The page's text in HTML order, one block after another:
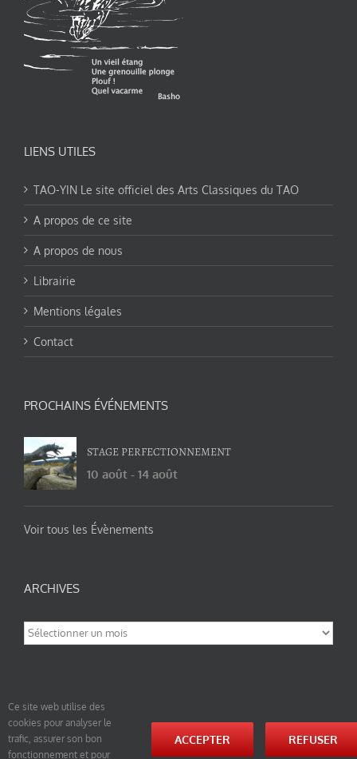
LIENS UTILES
TAO-YIN Le site officiel des Arts Classiques du TAO
A propos de ce site
A propos de nous
Librairie
Mentions légales
Contact
PROCHAINS ÉVÉNEMENTS
STAGE PERFECTIONNEMENT
10 août - 14 août
Voir tous les Évènements
ARCHIVES
Archives
© tao-yin.co © TAO-YIN.fr Georges Charles, Hormis les pages https://tao-yin.fr/georges-charles/
et https://tao-yin.fr/san-yiquan-le-poing-des-trois-harmonies/ sous licence Creative Commons
Paternité-Partage des Conditions Initiales à l’Identique 3.0 Unported (photos de ces pages non
Ce site web utilise des
cookies pour analyser le
trafic, assurer son bon
fonctionnement et pour
ACCEPTER REFUSER